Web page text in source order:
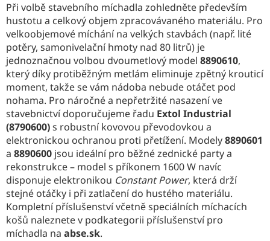
Při volbě stavebního míchadla zohledněte především
hustotu a celkový objem zpracovávaného materiálu. Pro
velkoobjemové míchání na velkých stavbách (např. lité
potěry, samonivelační hmoty nad 80 litrů) je
jednoznačnou volbou dvoumetlový model 8890610,
který díky protiběžným metlám eliminuje zpětný krouticí
moment, takže se vám nádoba nebude otáčet pod
nohama. Pro náročné a nepřetržité nasazení ve
stavebnictví doporučujeme řadu Extol Industrial
(8790600)s robustní kovovou převodovkou a
elektronickou ochranou proti přetížení. Modely8890601
a 8890600 jsou ideální pro běžné zednické party a
rekonstrukce – model s příkonem 1600 W navíc
disponuje elektronikou Constant Power, která drží
stejné otáčky i při zatlačení do hustého materiálu.
Kompletní příslušenství včetně speciálních míchacích
košů naleznete v podkategorii příslušenství pro
míchadla na abse.sk.